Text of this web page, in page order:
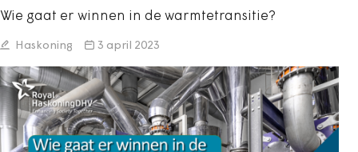
Wie gaat er winnen in de warmtetransitie?
Haskoning 3 april 2023